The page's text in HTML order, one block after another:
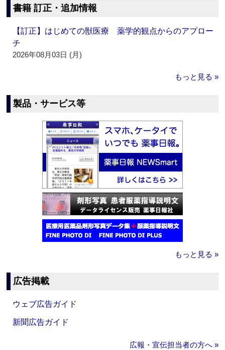
書籍 訂正・追加情報
【訂正】はじめての獣医療 薬学的観点からのアプロー
チ
2026年08月03日 (月)
もっと見る »
製品・サービス等
もっと見る »
広告掲載
ウェブ広告ガイド
新聞広告ガイド
広報・宣伝担当者の方へ »